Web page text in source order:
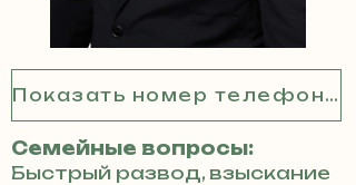
Показать номер телефона
Семейные вопросы:
Быстрый развод, взыскание